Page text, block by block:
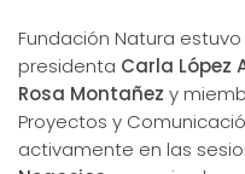
Fundación Natura
presidenta Carla López
Rosa Montañez y
Proyectos y
activamente en las